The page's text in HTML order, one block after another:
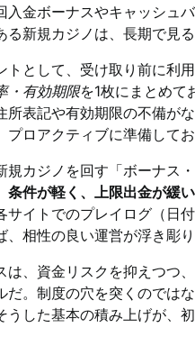
入金ボーナスやキャッシュ
る新規カジノは、長期で見
トとして、受け取り前に利
・有効期限を1枚にまとめて
所表記や有効期限の不備が
プロアクティブに準備して
規カジノを回す「ボーナス
条件が軽く、上限出金が緩
サイトでのプレイログ（日
、相性の良い運営が浮き彫
は、資金リスクを抑えつつ
だ。制度の穴を突くのでは
うした基本の積み上げが、